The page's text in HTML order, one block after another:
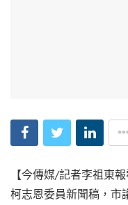
【今傳媒/記者李祖東
柯志恩委員新聞稿，市